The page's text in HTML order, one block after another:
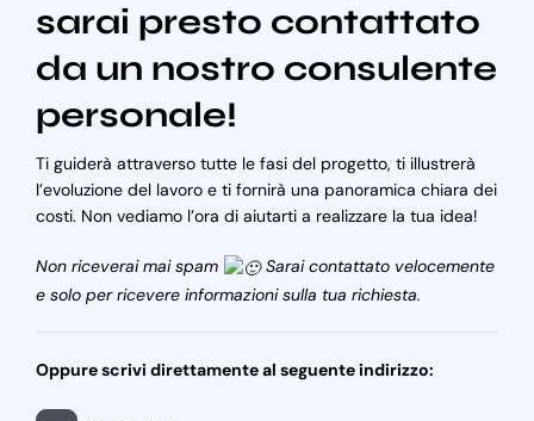
sarai presto contattato
da un nostro consulente
personale!
Ti guiderà attraverso tutte le fasi del progetto, ti illustrerà
l’evoluzione del lavoro e ti fornirà una panoramica chiara dei
costi. Non vediamo l’ora di aiutarti a realizzare la tua idea!
Non riceverai mai spam
Sarai contattato velocemente
e solo per ricevere informazioni sulla tua richiesta.
Oppure scrivi direttamente al seguente indirizzo: